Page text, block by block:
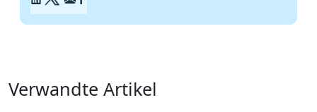
Verwandte Artikel